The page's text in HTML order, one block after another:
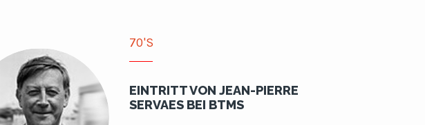
70'S
EINTRITT VON JEAN-PIERRE
SERVAES BEI BTMS